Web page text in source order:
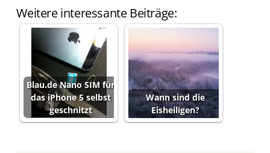
Weitere interessante Beiträge:
Blau.de Nano SIM für
das iPhone 5 selbst
geschnitzt
Wann sind die
Eisheiligen?